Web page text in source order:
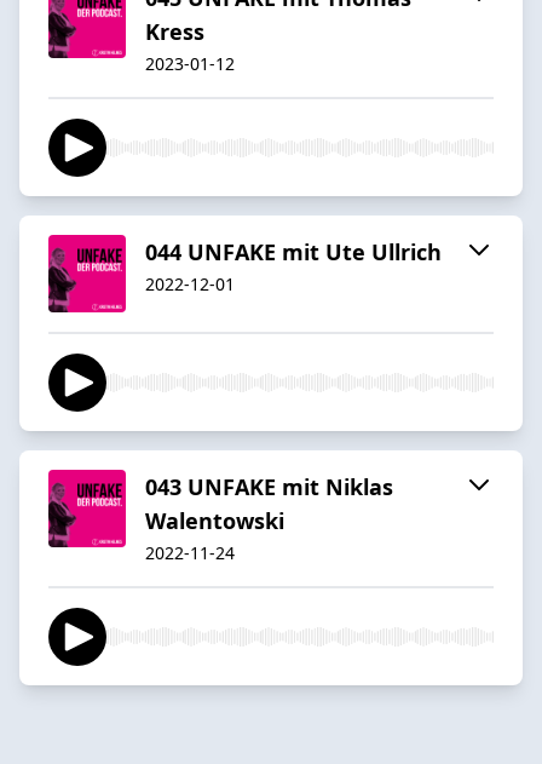
Kress
2023-01-12
044 UNFAKE mit Ute Ullrich
2022-12-01
043 UNFAKE mit Niklas
Walentowski
2022-11-24